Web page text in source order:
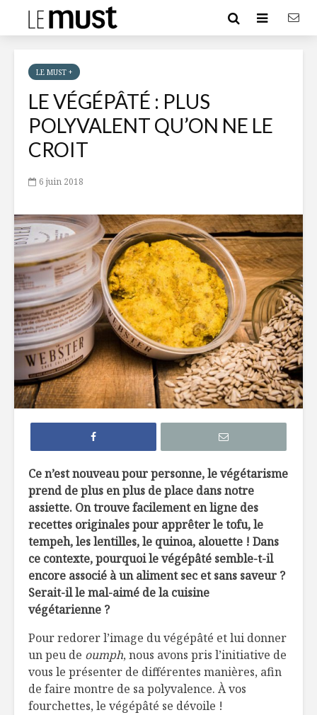
LE MUST +
LE VÉGÉPÂTÉ : PLUS
POLYVALENT QU’ON NE LE
CROIT
6 juin 2018
Ce n’est nouveau pour personne, le végétarisme
prend de plus en plus de place dans notre
assiette. On trouve facilement en ligne des
recettes originales pour apprêter le tofu, le
tempeh, les lentilles, le quinoa, alouette ! Dans
ce contexte, pourquoi le végépâté semble-t-il
encore associé à un aliment sec et sans saveur ?
Serait-il le mal-aimé de la cuisine
végétarienne ?
Pour redorer l’image du végépâté et lui donner
un peu de oumph, nous avons pris l’initiative de
vous le présenter de différentes manières, afin
de faire montre de sa polyvalence. À vos
fourchettes, le végépâté se dévoile !
Guide pratique
d’un fermier pour
votre prochaine
visite au marché
L’huile d’olive au
Des margarines
nouvelle
génération
14
à l’Expo
Santé et
le veau
Comment
Gelato au chocolat
noir
Six épices et leurs
vertus
Oatbox
Du tout